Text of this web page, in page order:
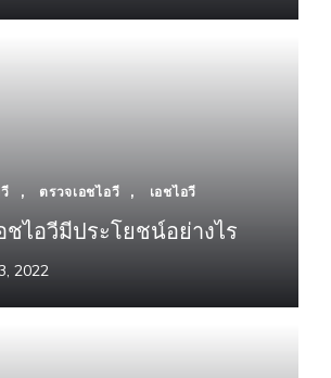
, ตรวจเอชไอวี , เอชไอวี
ชไอวีมีประโยชน์อย่างไร
2022